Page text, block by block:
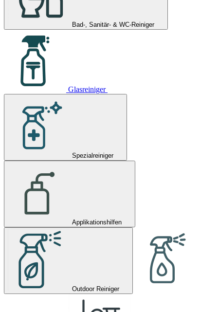
Bad-, Sanitär- & WC-Reiniger
Glasreiniger
Spezialreiniger
Applikationshilfen
Outdoor Reiniger